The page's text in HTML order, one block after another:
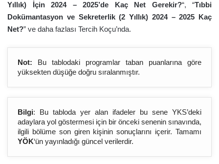
Yıllık) İçin 2024 – 2025’de Kaç Net Gerekir?“, “Tıbbi
Dokümantasyon ve Sekreterlik (2 Yıllık) 2024 – 2025 Kaç
Net?” ve daha fazlası Tercih Koçu’nda.
Not: Bu tablodaki programlar taban puanlarına göre
yüksekten düşüğe doğru sıralanmıştır.
Bilgi: Bu tabloda yer alan ifadeler bu sene YKS’deki
adaylara yol göstermesi için bir önceki senenin sınavında,
ilgili bölüme son giren kişinin sonuçlarını içerir. Tamamı
YÖK‘ün yayınladığı güncel verilerdir.